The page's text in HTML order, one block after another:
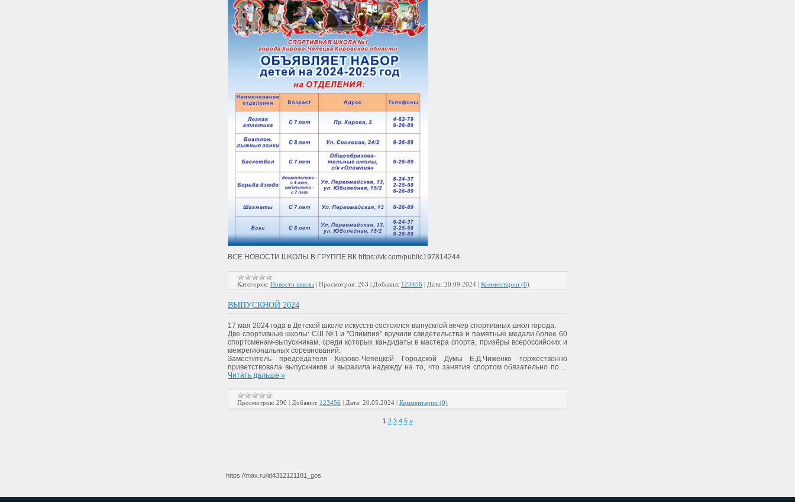
ВСЕ НОВОСТИ ШКОЛЫ В ГРУППЕ ВК https://vk.com/public197814244
Категория: Новости школы | Просмотров: 263 | Добавил: 123456 | Дата: 20.09.2024 | Комментарии (0)
ВЫПУСКНОЙ 2024
17 мая 2024 года в Детской школе искусств состоялся выпускной вечер спортивных школ города.
Две спортивные школы: СШ №1 и "Олимпия" вручили свидетельства и памятные медали более 60
спортсменам-выпускникам, среди которых кандидаты в мастера спорта, призёры всероссийских и
межрегиональных соревнований.
Заместитель председателя Кирово-Чепецкой Городской Думы Е.Д.Чиженко торжественно
приветствовала выпускников и выразила надежду на то, что занятия спортом обязательно по ...
Читать дальше »
Просмотров: 290 | Добавил: 123456 | Дата: 20.05.2024 | Комментарии (0)
1 2 3 4 5 »
https://max.ru/id4312121181_gos